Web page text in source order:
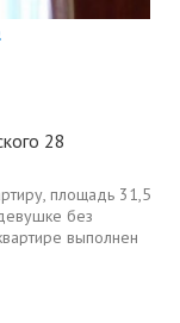
28
площадь 31,5
без
выполнен